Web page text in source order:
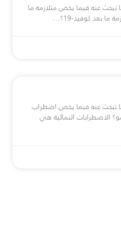
عنه فيما يخص متلازمة ما
تبحث عنه فيما يخص اضطراب
الاضطرابات النمائية هي